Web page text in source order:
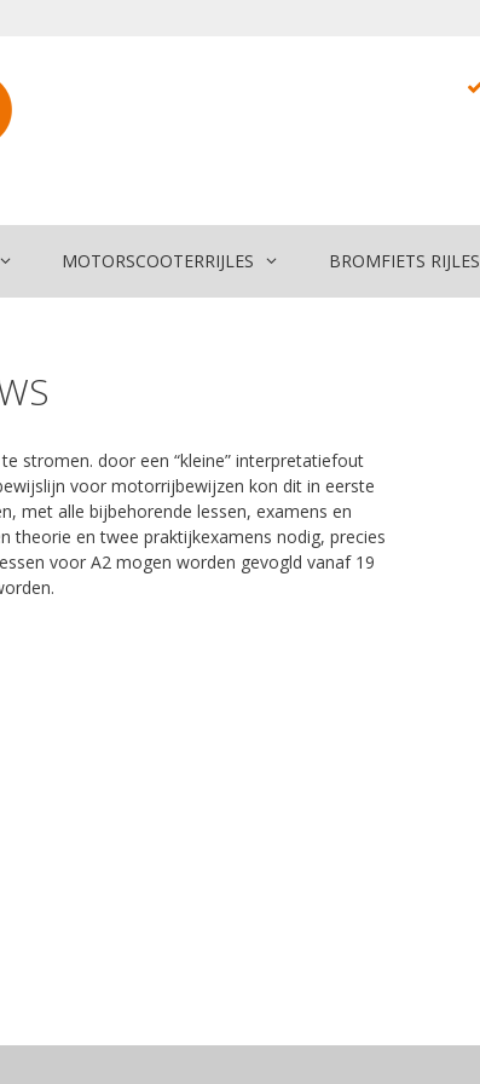
MOTORSCOOTERRIJLES BROMFIETS RIJLES
stromen. door een “kleine” interpretatiefout
voor motorrijbewijzen kon dit in eerste
met alle bijbehorende lessen, examens en
theorie en twee praktijkexamens nodig, precies
voor A2 mogen worden gevogld vanaf 19